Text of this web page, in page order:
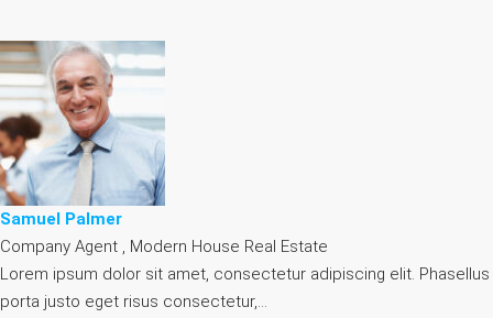
Samuel Palmer
Company Agent , Modern House Real Estate
Lorem ipsum dolor sit amet, consectetur adipiscing elit. Phasellus
porta justo eget risus consectetur,…